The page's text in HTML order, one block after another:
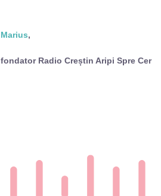
Marius,
fondator Radio Creștin Aripi Spre Cer